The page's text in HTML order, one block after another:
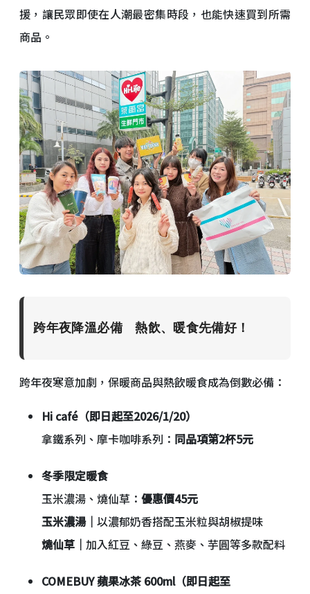
援，讓民眾即使在人潮最密集時段，也能快速買到所需
商品。
跨年夜降溫必備 熱飲、暖食先備好！
跨年夜寒意加劇，保暖商品與熱飲暖食成為倒數必備：
Hi café（即日起至2026/1/20）
拿鐵系列、摩卡咖啡系列： 同品項第2杯5元
冬季限定暖食
玉米濃湯、燒仙草： 優惠價45元
玉米濃湯｜ 以濃郁奶香搭配玉米粒與胡椒提味
燒仙草｜ 加入紅豆、綠豆、燕麥、芋圓等多款配料
COMEBUY 蘋果冰茶 600ml（即日起至